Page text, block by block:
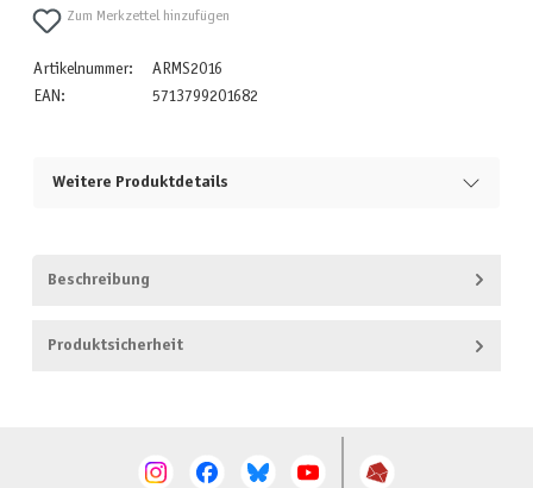
Zum Merkzettel hinzufügen
Artikelnummer:
ARMS2016
EAN:
5713799201682
Weitere Produktdetails
Beschreibung
Produktsicherheit